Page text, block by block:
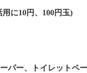
用に10円、100円玉)
パー、トイレットペ